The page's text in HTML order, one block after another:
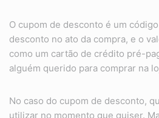
O cupom de desconto é um
desconto no ato da compra, e o
como um cartão de crédito pré-
alguém querido para comprar na
No caso do cupom de desconto,
utilizar no momento que quiser.